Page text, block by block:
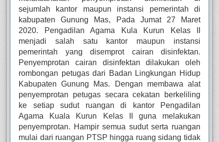
sejumlah kantor maupun instansi pemerintah di
kabupaten Gunung Mas, Pada Jumat 27 Maret
2020. Pengadilan Agama Kula Kurun Kelas II
menjadi salah satu kantor maupun instansi
pemerintah yang disemprot cairan disinfektan.
Penyemprotan cairan disinfektan dilakukan oleh
rombongan petugas dari Badan Lingkungan Hidup
Kabupaten Gunung Mas. Dengan membawa alat
penyemprotan petugas secara cekatan berkeliling
ke setiap sudut ruangan di kantor Pengadilan
Agama Kuala Kurun Kelas II guna melakukan
penyemprotan. Hampir semua sudut serta ruangan
mulai dari ruangan PTSP hingga ruang sidang tidak